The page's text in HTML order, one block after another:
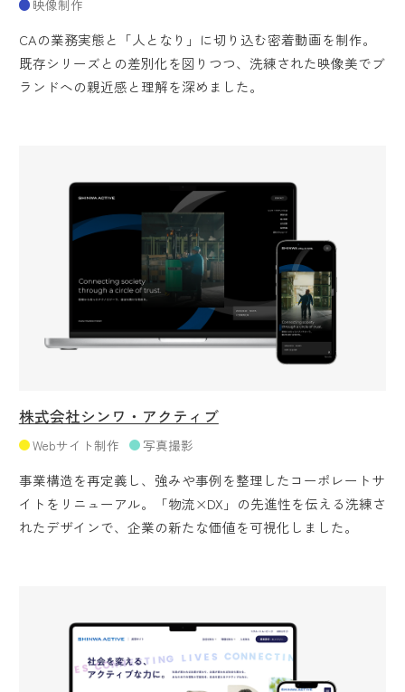
映像制作
CAの業務実態と「人となり」に切り込む密着動画を制作。
既存シリーズとの差別化を図りつつ、洗練された映像美でブ
ランドへの親近感と理解を深めました。
株式会社シンワ・アクティブ
Webサイト制作 写真撮影
事業構造を再定義し、強みや事例を整理したコーポレートサ
イトをリニューアル。「物流×DX」の先進性を伝える洗練さ
れたデザインで、企業の新たな価値を可視化しました。